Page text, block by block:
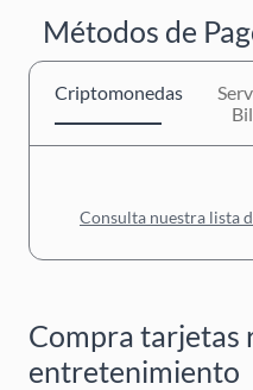
Métodos de
Criptomonedas
Consulta nuestra lista
Compra tarjetas
entretenimiento